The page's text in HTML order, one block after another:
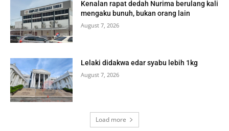
Kenalan rapat dedah Nurima berulang kali
mengaku bunuh, bukan orang lain
August 7, 2026
Lelaki didakwa edar syabu lebih 1kg
August 7, 2026
Load more